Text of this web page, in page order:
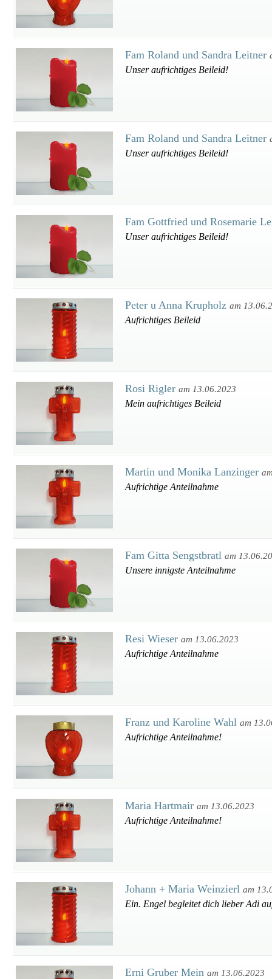
Fam Roland und Sandra Leitner
Unser aufrichtiges Beileid!
Fam Roland und Sandra Leitner
Unser aufrichtiges Beileid!
Fam Gottfried und Rosemarie
Unser aufrichtiges Beileid!
Peter u Anna Krupholz am
Aufrichtiges Beileid
Rosi Rigler am 13.06.2023
Mein aufrichtiges Beileid
Martin und Monika Lanzinger
Aufrichtige Anteilnahme
Fam Gitta Sengstbratl am
Unsere innigste Anteilnahme
Resi Wieser am 13.06.2023
Aufrichtige Anteilnahme
Franz und Karoline Wahl am
Aufrichtige Anteilnahme!
Maria Hartmair am 13.06.2023
Aufrichtige Anteilnahme!
Johann + Maria Weinzierl am
Ein. Engel begleitet dich lieber Adi
Erni Gruber Mein am 13.06.2023